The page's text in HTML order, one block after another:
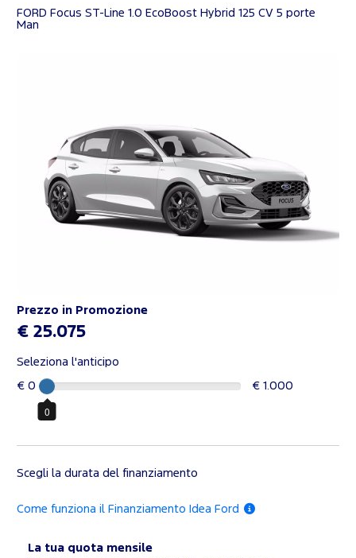
FORD Focus ST-Line 1.0 EcoBoost Hybrid 125 CV 5 porte
Man
Prezzo in Promozione
€ 25.075
Seleziona l'anticipo
€ 0
0
€ 1.000
Scegli la durata del finanziamento
Come funziona il Finanziamento Idea Ford
La tua quota mensile